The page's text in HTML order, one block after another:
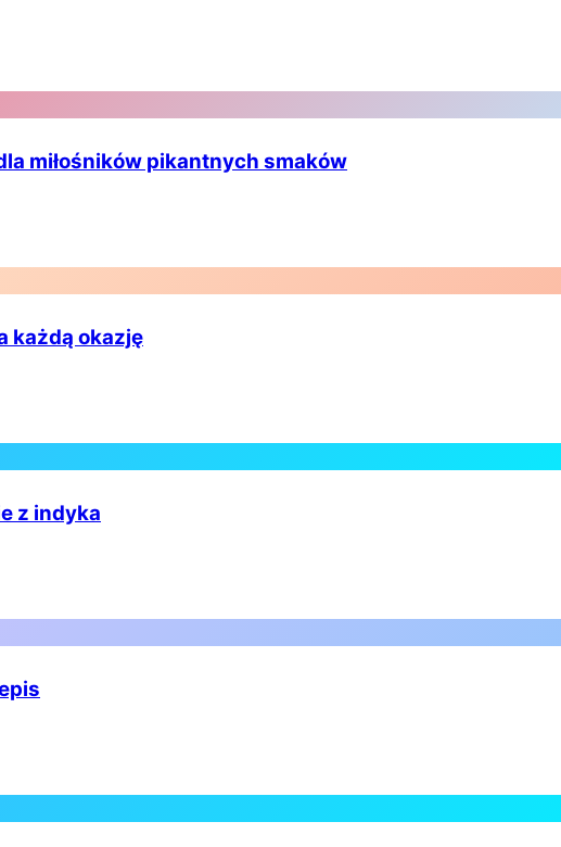
miłośników pikantnych smaków
każdą okazję
z indyka